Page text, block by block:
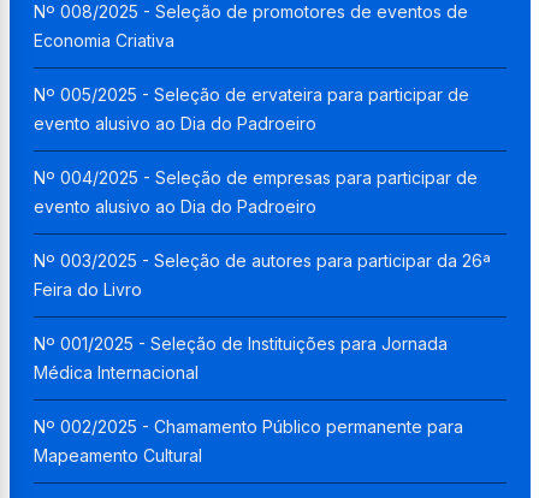
Nº 008/2025 - Seleção de promotores de eventos de
Economia Criativa
Nº 005/2025 - Seleção de ervateira para participar de
evento alusivo ao Dia do Padroeiro
Nº 004/2025 - Seleção de empresas para participar de
evento alusivo ao Dia do Padroeiro
Nº 003/2025 - Seleção de autores para participar da 26ª
Feira do Livro
Nº 001/2025 - Seleção de Instituições para Jornada
Médica Internacional
Nº 002/2025 - Chamamento Público permanente para
Mapeamento Cultural